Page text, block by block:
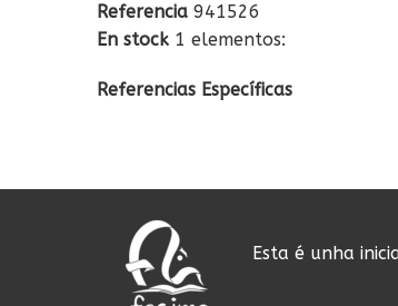
Referencia 941526
En stock 1 elementos:
Referencias Específicas
Esta é unha